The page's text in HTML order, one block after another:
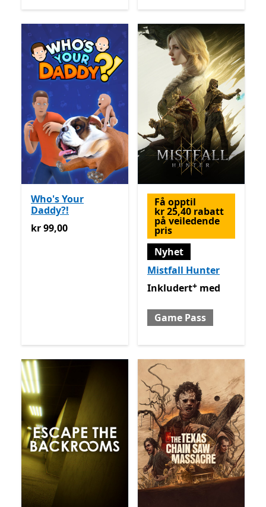
Who's Your
Daddy?!
kr 99,00
kr 99,00
Få opptil
kr 25,40 rabatt
på veiledende
pris
Nyhet
Mistfall Hunter
Inkludert med Game Pass
Inkludert+ med
Game Pass